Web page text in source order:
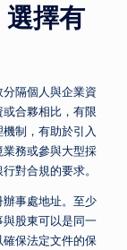
擇有
隔個人與企業資
合夥相比，有限
制，有助於引入
務或參與大型採
對合規的要求。
事處地址。至少
股東可以是同一
保法定文件的保